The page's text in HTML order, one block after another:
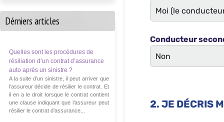
Dérniers articles
Quelles sont les procédures de
résiliation d’un contrat d’assurance
auto après un sinistre ?
A la suite d’un sinistre, il peut arriver que
l’assureur décide de résilier le contrat. Et
il en a le droit lorsque le contrat contient
une clause indiquant que l’assureur peut
résilier le contrat d’assurance...